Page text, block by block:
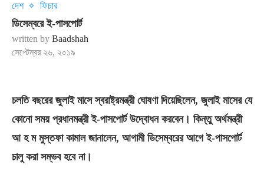
দেশ ফিচার
ডিসেম্বরে ই-পাসপোর্ট
written by Baadshah
সেপ্টেম্বর ২৬, ২০১৯
চলতি বছরের জুলাই মাসে স্বরাষ্ট্রমন্ত্রী ঘোষণা দিয়েছিলেন, জুলাই মাসের যে
কোনো সময় প্রধানমন্ত্রী ই-পাসপোর্ট উদ্বোধন করবেন। কিন্তু অর্থমন্ত্রী
আ হ ম মুস্তফা কামাল জানালেন, আগামী ডিসেম্বরের আগে ই-পাসপোর্ট
চালু করা সম্ভব হবে না।